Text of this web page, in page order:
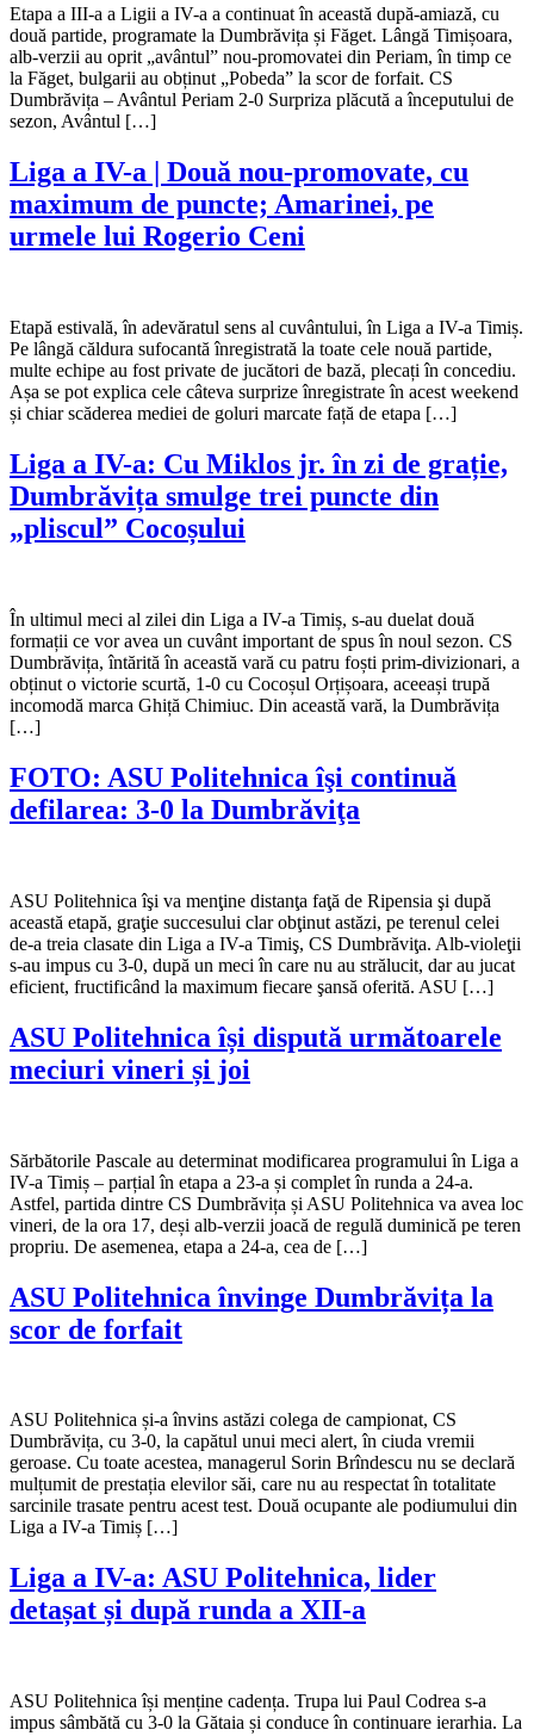
Etapa a III-a a Ligii a IV-a a continuat în această după-amiază, cu
două partide, programate la Dumbrăvița și Făget. Lângă Timișoara,
alb-verzii au oprit „avântul” nou-promovatei din Periam, în timp ce
la Făget, bulgarii au obținut „Pobeda” la scor de forfait. CS
Dumbrăvița – Avântul Periam 2-0 Surpriza plăcută a începutului de
sezon, Avântul […]
Liga a IV-a | Două nou-promovate, cu
maximum de puncte; Amarinei, pe
urmele lui Rogerio Ceni
Etapă estivală, în adevăratul sens al cuvântului, în Liga a IV-a Timiș.
Pe lângă căldura sufocantă înregistrată la toate cele nouă partide,
multe echipe au fost private de jucători de bază, plecați în concediu.
Așa se pot explica cele câteva surprize înregistrate în acest weekend
și chiar scăderea mediei de goluri marcate față de etapa […]
Liga a IV-a: Cu Miklos jr. în zi de grație,
Dumbrăvița smulge trei puncte din
„pliscul” Cocoșului
În ultimul meci al zilei din Liga a IV-a Timiș, s-au duelat două
formații ce vor avea un cuvânt important de spus în noul sezon. CS
Dumbrăvița, întărită în această vară cu patru foști prim-divizionari, a
obținut o victorie scurtă, 1-0 cu Cocoșul Orțișoara, aceeași trupă
incomodă marca Ghiță Chimiuc. Din această vară, la Dumbrăvița
[…]
FOTO: ASU Politehnica îşi continuă
defilarea: 3-0 la Dumbrăviţa
ASU Politehnica îşi va menţine distanţa faţă de Ripensia şi după
această etapă, graţie succesului clar obţinut astăzi, pe terenul celei
de-a treia clasate din Liga a IV-a Timiş, CS Dumbrăviţa. Alb-violeţii
s-au impus cu 3-0, după un meci în care nu au strălucit, dar au jucat
eficient, fructificând la maximum fiecare şansă oferită. ASU […]
ASU Politehnica își dispută următoarele
meciuri vineri și joi
Sărbătorile Pascale au determinat modificarea programului în Liga a
IV-a Timiș – parțial în etapa a 23-a și complet în runda a 24-a.
Astfel, partida dintre CS Dumbrăvița și ASU Politehnica va avea loc
vineri, de la ora 17, deși alb-verzii joacă de regulă duminică pe teren
propriu. De asemenea, etapa a 24-a, cea de […]
ASU Politehnica învinge Dumbrăvița la
scor de forfait
ASU Politehnica și-a învins astăzi colega de campionat, CS
Dumbrăvița, cu 3-0, la capătul unui meci alert, în ciuda vremii
geroase. Cu toate acestea, managerul Sorin Brîndescu nu se declară
mulțumit de prestația elevilor săi, care nu au respectat în totalitate
sarcinile trasate pentru acest test. Două ocupante ale podiumului din
Liga a IV-a Timiș […]
Liga a IV-a: ASU Politehnica, lider
detașat și după runda a XII-a
ASU Politehnica își menține cadența. Trupa lui Paul Codrea s-a
impus sâmbătă cu 3-0 la Gătaia și conduce în continuare ierarhia. La